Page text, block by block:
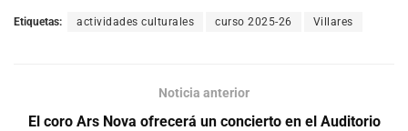
Etiquetas: actividades culturales curso 2025-26 Villares
Noticia anterior
El coro Ars Nova ofrecerá un concierto en el Auditorio